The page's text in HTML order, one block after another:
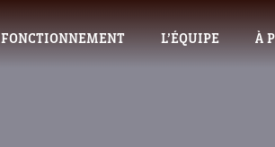
FONCTIONNEMENT L’ÉQUIPE À